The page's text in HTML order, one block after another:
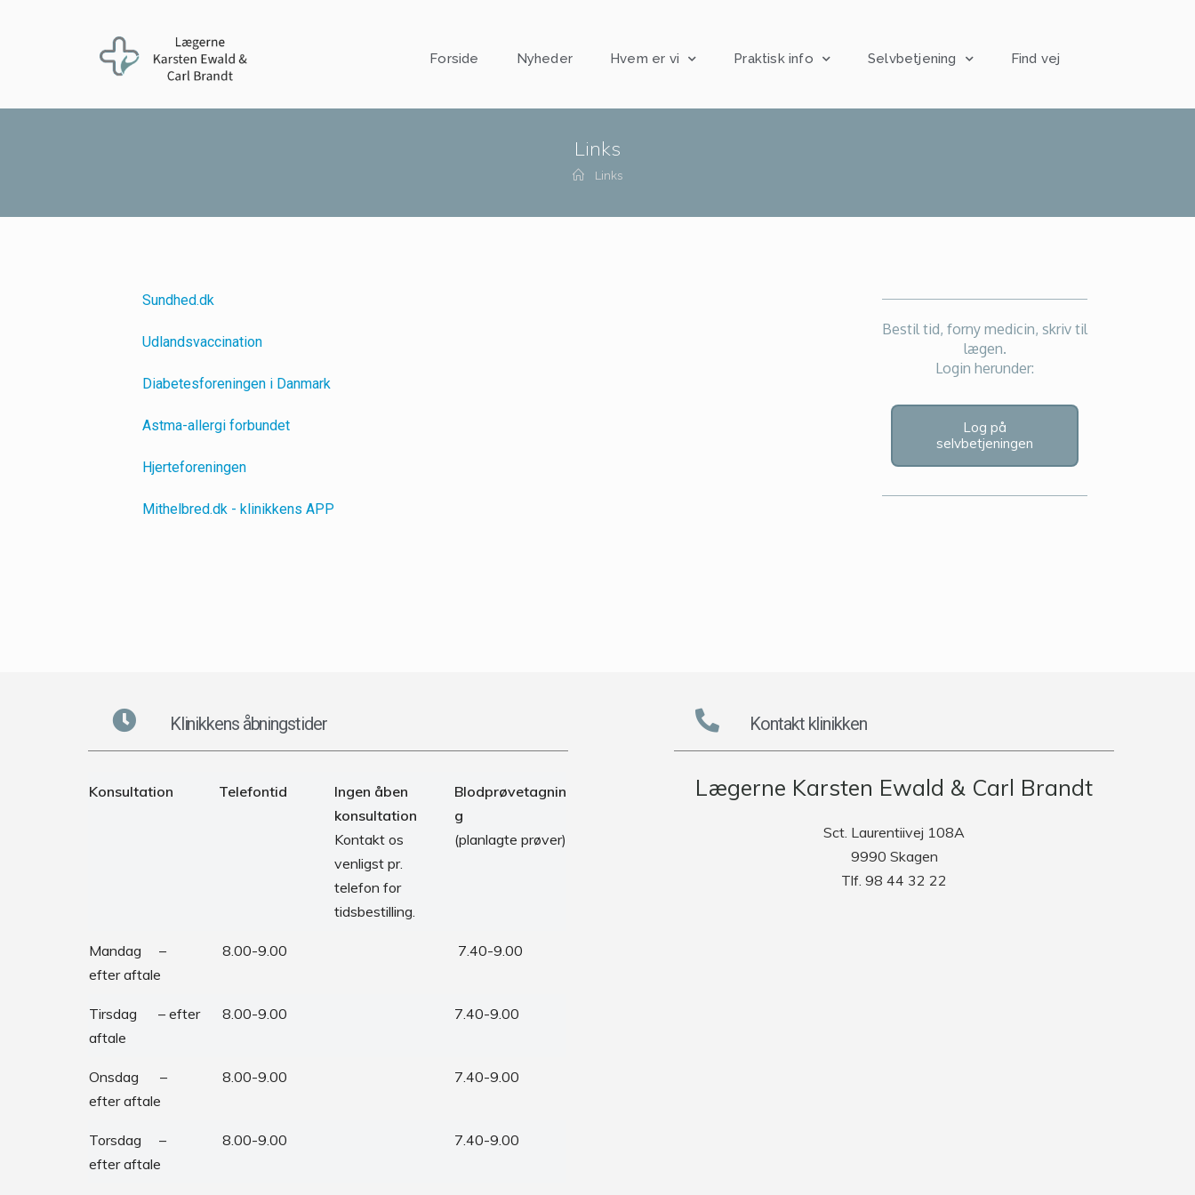
Forside Nyheder Hvem er vi Praktisk info Selvbetjening Find vej
Links
Links
Sundhed.dk
Udlandsvaccination
Diabetesforeningen i Danmark
Astma-allergi forbundet
Hjerteforeningen
Mithelbred.dk - klinikkens APP
Bestil tid, forny medicin, skriv til
lægen.
Login herunder:
Log på
selvbetjeningen
Klinikkens åbningstider
Konsultation Telefontid
Ingen åben
konsultation
Kontakt os
venligst pr.
telefon for
tidsbestilling.
Blodprøvetagnin
g
(planlagte prøver)
Mandag –
efter aftale
8.00-9.00 7.40-9.00
Tirsdag – efter
aftale
8.00-9.00 7.40-9.00
Onsdag –
efter aftale
8.00-9.00 7.40-9.00
Torsdag –
efter aftale
8.00-9.00 7.40-9.00
Kontakt klinikken
Lægerne Karsten Ewald & Carl Brandt
Sct. Laurentiivej 108A
9990 Skagen
Tlf. 98 44 32 22